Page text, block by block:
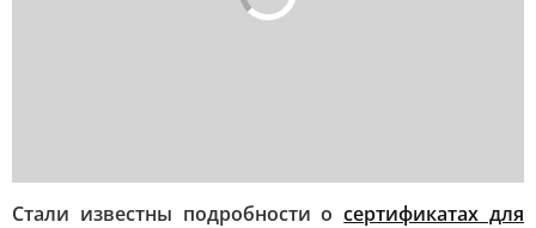
Стали известны подробности осертификатах для